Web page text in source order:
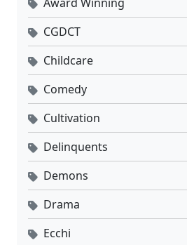
CGDCT
Childcare
Comedy
Cultivation
Delinquents
Demons
Drama
Ecchi